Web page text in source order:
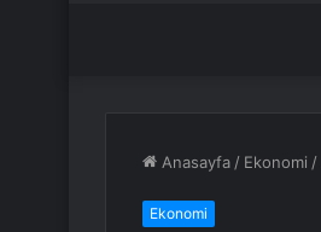
Anasayfa / Ekonomi /
Ekonomi